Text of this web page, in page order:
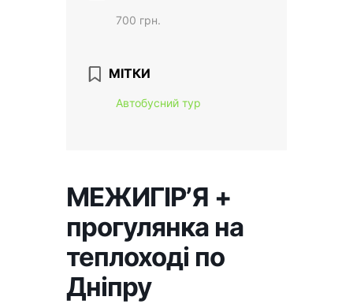
700 грн.
МІТКИ
Автобусний тур
МЕЖИГІР’Я +
прогулянка на
теплоході по
Дніпру